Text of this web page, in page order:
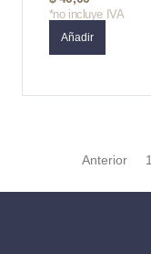
*no incluye IVA
Añadir
Anterior 1